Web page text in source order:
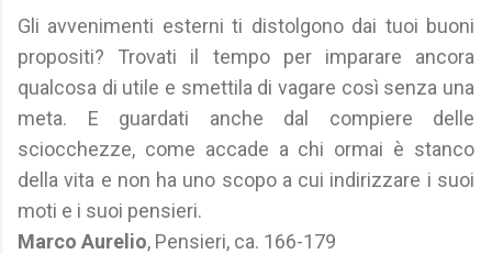
Gli avvenimenti esterni ti distolgono dai tuoi buoni
propositi? Trovati il tempo per imparare ancora
qualcosa di utile e smettila di vagare così senza una
meta. E guardati anche dal compiere delle
sciocchezze, come accade a chi ormai è stanco
della vita e non ha uno scopo a cui indirizzare i suoi
moti e i suoi pensieri.
Marco Aurelio, Pensieri, ca. 166-179